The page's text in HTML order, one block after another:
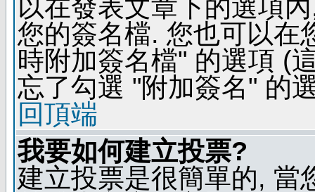
以在發表文章下的選項
您的簽名檔. 您也可以在
時附加簽名檔" 的選項 (
忘了勾選 "附加簽名" 的
回頂端
我要如何建立投票?
建立投票是很簡單的, 當